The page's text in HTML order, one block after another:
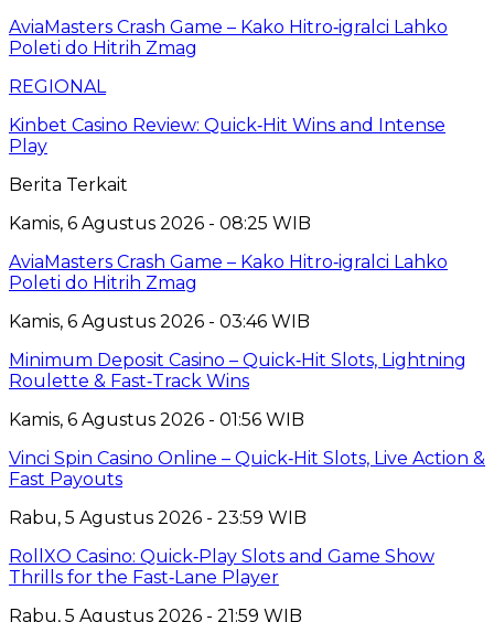
AviaMasters Crash Game – Kako Hitro‑igralci Lahko
Poleti do Hitrih Zmag
REGIONAL
Kinbet Casino Review: Quick‑Hit Wins and Intense
Play
Berita Terkait
Kamis, 6 Agustus 2026 - 08:25 WIB
AviaMasters Crash Game – Kako Hitro‑igralci Lahko
Poleti do Hitrih Zmag
Kamis, 6 Agustus 2026 - 03:46 WIB
Minimum Deposit Casino – Quick‑Hit Slots, Lightning
Roulette & Fast‑Track Wins
Kamis, 6 Agustus 2026 - 01:56 WIB
Vinci Spin Casino Online – Quick‑Hit Slots, Live Action &
Fast Payouts
Rabu, 5 Agustus 2026 - 23:59 WIB
RollXO Casino: Quick‑Play Slots and Game Show
Thrills for the Fast‑Lane Player
Rabu, 5 Agustus 2026 - 21:59 WIB